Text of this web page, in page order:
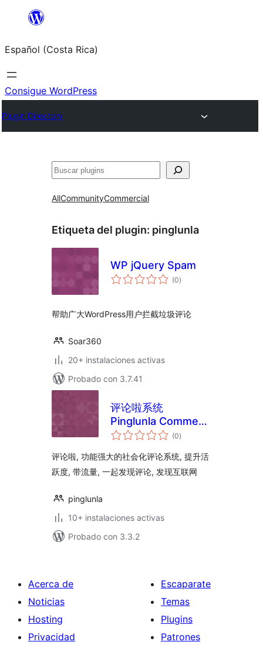
Saltar
contenido
Español (Costa Rica)
Consigue WordPress
Plugin Directory
Buscar
AllCommunityCommercial
Etiqueta del plugin: pinglunla
WP jQuery Spam
(0total
de
)
帮助广大WordPress用户拦截垃圾评论
Soar360
20+ instalaciones activas
Probado con 3.7.41
评论啦系统
Pinglunla Comment
System
(0total
de
)
评论啦, 功能强大的社会化评论系统, 提升活
跃度, 带流量, 一起发现评论, 发现互联网
pinglunla
10+ instalaciones activas
Probado con 3.3.2
Acerca de
Noticias
Hosting
Privacidad
Escaparate
Temas
Plugins
Patrones